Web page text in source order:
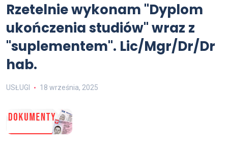
Rzetelnie wykonam "Dyplom
ukończenia studiów" wraz z
"suplementem". Lic/Mgr/Dr/Dr
hab.
USŁUGI 18 września, 2025